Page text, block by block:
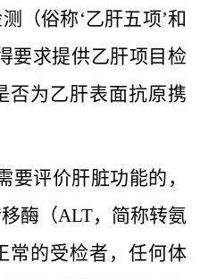
（俗称‘乙肝五项’和
要求提供乙肝项目检
否为乙肝表面抗原携
要评价肝脏功能的，
酶（ALT，简称转氨
常的受检者，任何体